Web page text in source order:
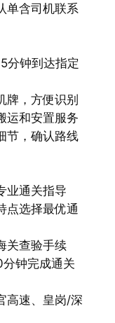
单含司机联系
分钟到达指定
牌，方便识别
运和安置服务
节，确认路线
业通关指导
点选择最优通
关查验手续
钟完成通关
高速、皇岗/深